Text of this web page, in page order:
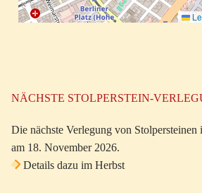
NÄCHSTE STOLPERSTEIN-
Die nächste Verlegung von Stolpersteinen
am 18. November 2026.
Details dazu im Herbst